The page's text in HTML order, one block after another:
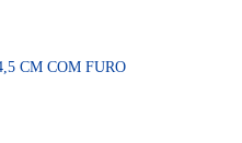
CM COM FURO